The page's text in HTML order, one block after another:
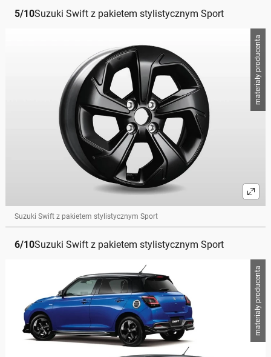
5/10Suzuki Swift z pakietem stylistycznym Sport
materiały producenta
Suzuki Swift z pakietem stylistycznym Sport
6/10Suzuki Swift z pakietem stylistycznym Sport
materiały producenta